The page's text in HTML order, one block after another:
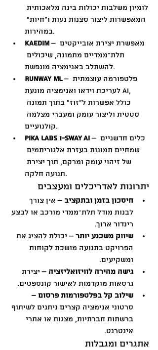
לומיון משלבות יכולות בינה מלאכותית
המאפשרות ליצור סצנות נעות ו"חיות"
במהירות.
Kaedim – מאפשרת יצירת אובייקטים
תלת־ממדיים מתמונה, שיכולים
להשתלב באנימציה מונפשת.
Runway ML – פלטפורמה עוצמתית
לעריכת וידאו ואנימציה מונעת AI,
כולל אפשרות ל"זוז" בתוך תמונה
סטטית וליצור עומק ומעברי מצלמה
קולנועיים.
Pika Labs ו-Sway AI – כלים חדשניים
שמחיים תמונות בעזרת אלגוריתמים
של זיהוי עומק ומרקם, תוך יצירת
תנועה חלקה.
יתרונות לאדריכלים ומעצבים
חיסכון בזמן ובתקציב – אין צורך
לבנות מודל תלת־ממדי מורכב או לבצע
רינדור ארוך.
שיווק משכנע יותר – יכולת להציג את
הפרויקט בתנועה מושכת לקוחות
ומשקיעים.
גישה מהירה לוויזואליזציה – יצירת
גרסאות מוקדמות לאישור קונספטים.
שילוב קל בפלטפורמות פרסום –
סרטוני אנימציה קצרים ניתנים לשיתוף
ברשתות חברתיות, מצגות או אתרי
אינטרנט.
אתגרים ומגבלות